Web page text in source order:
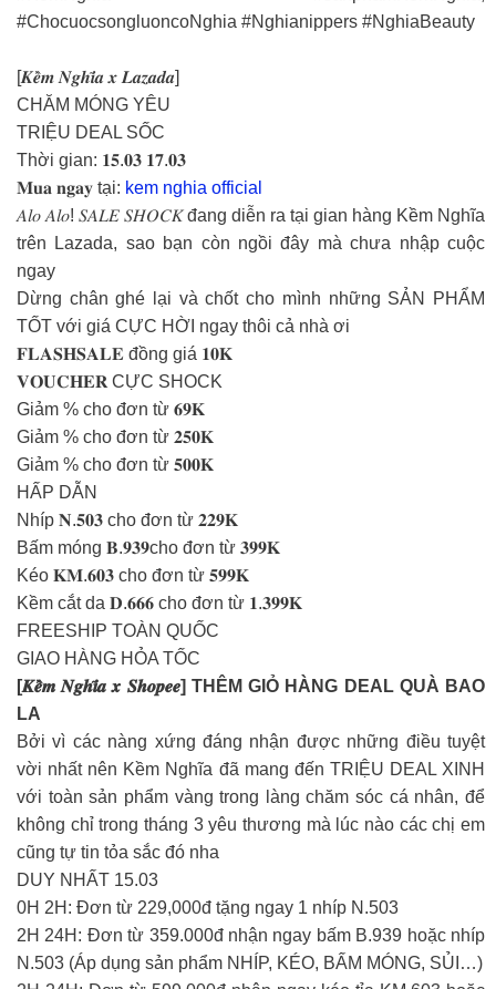
#ChocuocsongluoncoNghia #Nghianippers #NghiaBeauty
[𝑲𝒆̂̀𝒎 𝑵𝒈𝒉𝒊̃𝒂 𝒙 𝑳𝒂𝒛𝒂𝒅𝒂]
CHĂM MÓNG YÊU
TRIỆU DEAL SỐC
Thời gian: 𝟏𝟓.𝟎𝟑 𝟏𝟕.𝟎𝟑
𝐌𝐮𝐚 𝐧𝐠𝐚𝐲 tại: kem nghia official
𝐴𝑙𝑜 𝐴𝑙𝑜! 𝑆𝐴𝐿𝐸 𝑆𝐻𝑂𝐶𝐾 đang diễn ra tại gian hàng Kềm Nghĩa
trên Lazada, sao bạn còn ngồi đây mà chưa nhập cuộc
ngay
Dừng chân ghé lại và chốt cho mình những SẢN PHẨM
TỐT với giá CỰC HỜI ngay thôi cả nhà ơi
𝐅𝐋𝐀𝐒𝐇𝐒𝐀𝐋𝐄 đồng giá 𝟏𝟎𝐊
𝐕𝐎𝐔𝐂𝐇𝐄𝐑 CỰC SHOCK
Giảm % cho đơn từ 𝟔𝟗𝐊
Giảm % cho đơn từ 𝟐𝟓𝟎𝐊
Giảm % cho đơn từ 𝟓𝟎𝟎𝐊
HẤP DẪN
Nhíp 𝐍.𝟓𝟎𝟑 cho đơn từ 𝟐𝟐𝟗𝐊
Bấm móng 𝐁.𝟗𝟑𝟗cho đơn từ 𝟑𝟗𝟗𝐊
Kéo 𝐊𝐌.𝟔𝟎𝟑 cho đơn từ 𝟓𝟗𝟗𝐊
Kềm cắt da 𝐃.𝟔𝟔𝟔 cho đơn từ 𝟏.𝟑𝟗𝟗𝐊
FREESHIP TOÀN QUỐC
GIAO HÀNG HỎA TỐC
[𝑲𝒆̂̀𝒎 𝑵𝒈𝒉𝒊̃𝒂 𝒙 𝑺𝒉𝒐𝒑𝒆𝒆] THÊM GIỎ HÀNG DEAL QUÀ BAO
LA
Bởi vì các nàng xứng đáng nhận được những điều tuyệt
vời nhất nên Kềm Nghĩa đã mang đến TRIỆU DEAL XINH
với toàn sản phẩm vàng trong làng chăm sóc cá nhân, để
không chỉ trong tháng 3 yêu thương mà lúc nào các chị em
cũng tự tin tỏa sắc đó nha
DUY NHẤT 15.03
0H 2H: Đơn từ 229,000đ tặng ngay 1 nhíp N.503
2H 24H: Đơn từ 359.000đ nhận ngay bấm B.939 hoặc nhíp
N.503 (Áp dụng sản phẩm NHÍP, KÉO, BẤM MÓNG, SỦI…)